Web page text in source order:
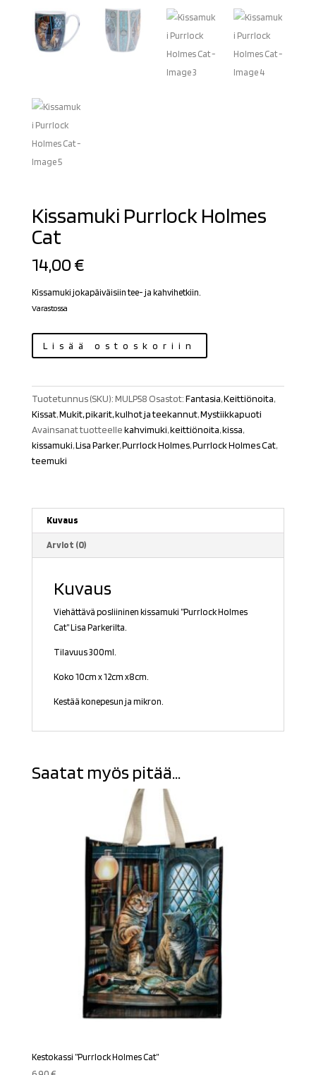
Kissamuki Purrlock Holmes
Cat
14,00€
Kissamuki jokapäiväisiin tee- ja kahvihetkiin.
Varastossa
Purrlock
Cat
määrä
Lisää ostoskoriin
Tuotetunnus (SKU):MULP58 Osastot:Fantasia,Keittiönoita,
Kissat,Mukit, pikarit, kulhot ja teekannut,Mystiikkapuoti
Avainsanat tuotteellekahvimuki,keittiönoita,kissa,
kissamuki,Lisa Parker,Purrlock Holmes,Purrlock Holmes Cat,
teemuki
Kuvaus
Arviot (0)
Kuvaus
Viehättävä posliininen kissamuki ”Purrlock Holmes
Cat” Lisa Parkerilta.
Tilavuus 300ml.
Koko 10cm x 12cm x8cm.
Kestää konepesun ja mikron.
Saatat myös pitää...
Kestokassi ”Purrlock Holmes Cat”